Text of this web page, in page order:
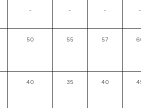
- - - -
50 55 57
40 35 40